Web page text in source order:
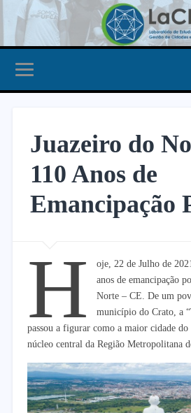
Juazeiro do
110 Anos de
Emancipação
H
oje, 22 de Julho de
anos de emancipação
Norte – CE. De um
município do Crato, a
passou a figurar como a maior cidade
núcleo central da Região Metropolitana